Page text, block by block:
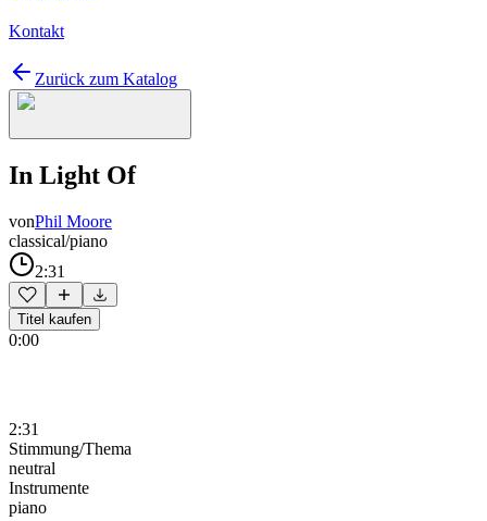
Kontakt
Zurück zum Katalog
In Light Of
vonPhil Moore
classical/piano
2:31
Titel kaufen
0:00
2:31
Stimmung/Thema
neutral
Instrumente
piano